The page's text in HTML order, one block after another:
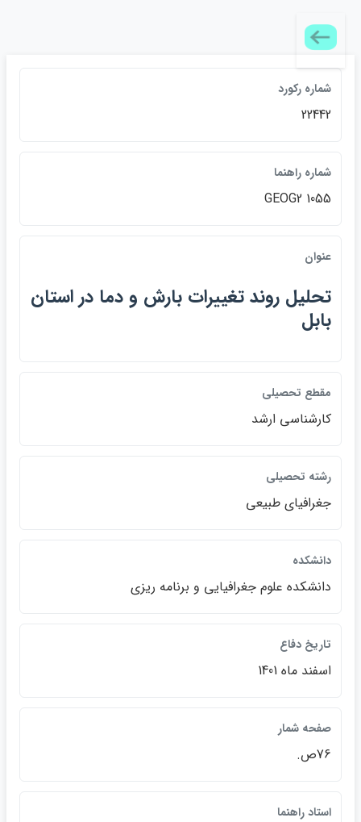
شماره ركورد
22442
شماره راهنما
GEOG2 1055
عنوان
تحليل روند تغييرات بارش و دما در استان
بابل
مقطع تحصيلي
كارشناسي ارشد
رشته تحصيلي
جغرافياي طبيعي
دانشكده
دانشكده علوم جغرافيايي و برنامه ريزي
تاريخ دفاع
اسفند ماه 1401
صفحه شمار
76ص.
استاد راهنما